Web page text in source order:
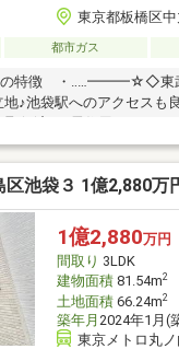
東京都板橋区
都市ガス
徴 ・‥…━━━☆◇東武
♪池袋駅へのアクセスも
可能♪◇徒歩４分圏内にコ
活利便性と静かな環境が
ます♪☆━━━…‥・ ━☆━
物件情報】板橋区大山
北区・練馬区の物件情報
！未公開物件多数！物件
まで♪
区池袋３ 1億2,880万
1億2,880万円
間取り 3LDK
建物面積81.54m2
土地面積66.24m2
築年月 2024年1月(
東京メトロ丸